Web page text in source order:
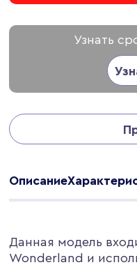
Узнать
Описание
Данная модель
Wonderland и